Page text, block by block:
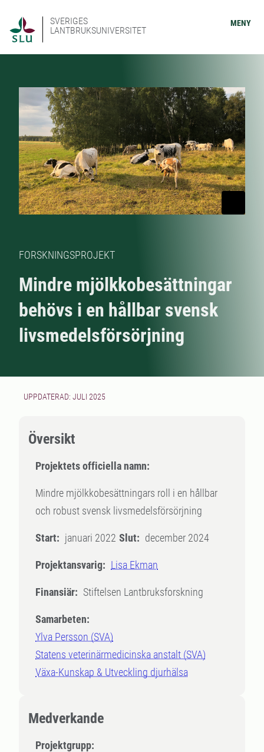
SVERIGES
LANTBRUKSUNIVERSITET
MENY
FORSKNINGSPROJEKT
Mindre mjölkkobesättningar
behövs i en hållbar svensk
livsmedelsförsörjning
UPPDATERAD: JULI 2025
Översikt
Projektets officiella namn:
Mindre mjölkkobesättningars roll i en hållbar
och robust svensk livsmedelsförsörjning
Start: januari 2022 Slut: december 2024
Projektansvarig: Lisa Ekman
Finansiär: Stiftelsen Lantbruksforskning
Samarbeten:
Ylva Persson (SVA)
Statens veterinärmedicinska anstalt (SVA)
Växa-Kunskap & Utveckling djurhälsa
Medverkande
Projektgrupp: